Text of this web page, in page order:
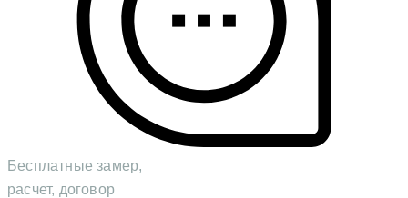
Бесплатные замер,
расчет, договор